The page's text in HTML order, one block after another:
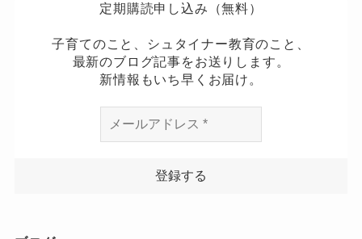
定期購読申し込み（無料）
子育てのこと、シュタイナー教育のこと、
最新のブログ記事をお送りします。
新情報もいち早くお届け。